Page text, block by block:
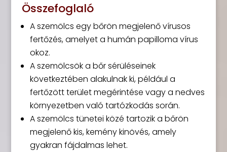
Összefoglaló
A szemölcs egy bőrön megjelenő vírusos
fertőzés, amelyet a humán papilloma vírus
okoz.
A szemölcsök a bőr sérüléseinek
következtében alakulnak ki, például a
fertőzött terület megérintése vagy a nedves
környezetben való tartózkodás során.
A szemölcs tünetei közé tartozik a bőrön
megjelenő kis, kemény kinövés, amely
gyakran fájdalmas lehet.